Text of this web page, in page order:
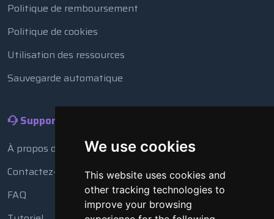
We use cookies
This website uses cookies and
other tracking technologies to
improve your browsing
Politique de remboursement
Politique de cookies
Utilisation des ressources
Sauvegarde automatique
Support
À propos de nous
Contactez-nous
FAQ